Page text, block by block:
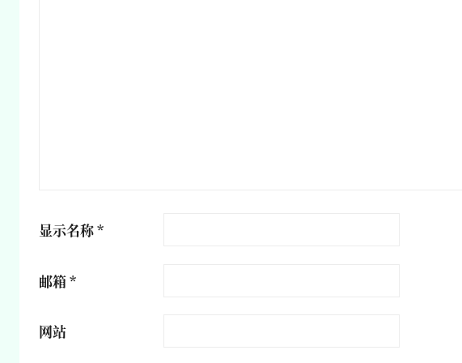
显示名称*
邮箱*
网站